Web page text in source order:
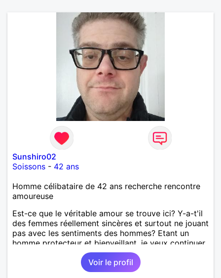
Sunshiro02
Soissons - 42 ans
Homme célibataire de 42 ans recherche rencontre
amoureuse
Est-ce que le véritable amour se trouve ici? Y-a-t'il
des femmes réellement sincères et surtout ne jouant
pas avec les sentiments des hommes? Etant un
homme protecteur et bienveillant, je veux continuer
d'y croire et pouvoir enfin former la petite famille
que je désir temps. Faux profil, profiteuse et autres
joyeuseté passer votre chemin, vous ne
Voir le profil